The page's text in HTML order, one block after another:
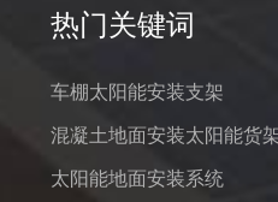
热门关键词
车棚太阳能安装支架
混凝土地面安装太阳能货
太阳能地面安装系统